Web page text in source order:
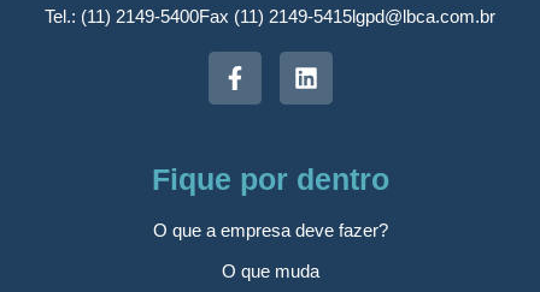
Tel.: (11) 2149-5400Fax (11) 2149-5415lgpd@lbca.com.br
Fique por dentro
O que a empresa deve fazer?
O que muda